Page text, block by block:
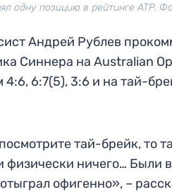
одну позицию в рейтинге ATP.
Андрей Рублев
Синнера на Australian
4:6, 6:7(5), 3:6 и на тай-
тай-брейк, то
физически ничего… Были
офигенно», –